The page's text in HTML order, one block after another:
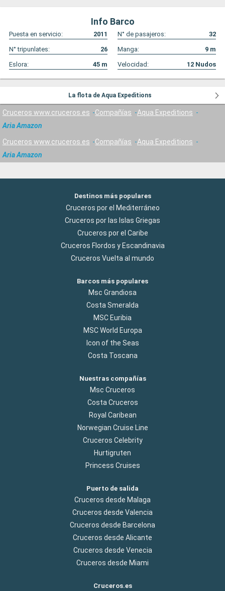
Info Barco
Puesta en servicio: 2011 N° de pasajeros:
32
N° tripunlates:
26 Manga: 9 m
Eslora:
45 m Velocidad: 12 Nudos
La flota de Aqua Expeditions
Cruceros www.cruceros.es Compañías
Aqua Expeditions
Aria Amazon
Cruceros www.cruceros.es Compañías
Aqua Expeditions
Aria Amazon
Destinos más populares
Cruceros por el Mediterráneo
Cruceros por las Islas Griegas
Cruceros por el Caribe
Cruceros Flordos y Escandinavia
Cruceros Vuelta al mundo
Barcos más populares
Msc Grandiosa
Costa Smeralda
MSC Euribia
MSC World Europa
Icon of the Seas
Costa Toscana
Nuestras compañías
Msc Cruceros
Costa Cruceros
Royal Caribean
Norwegian Cruise Line
Cruceros Celebrity
Hurtigruten
Princess Cruises
Puerto de salida
Cruceros desde Malaga
Cruceros desde Valencia
Cruceros desde Barcelona
Cruceros desde Alicante
Cruceros desde Venecia
Cruceros desde Miami
Cruceros.es